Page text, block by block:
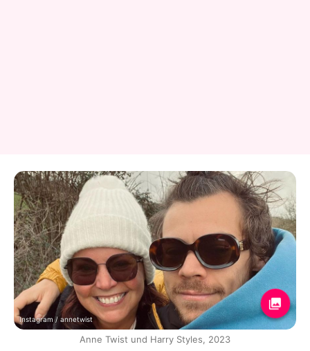
Instagram / annetwist
Anne Twist und Harry Styles, 2023